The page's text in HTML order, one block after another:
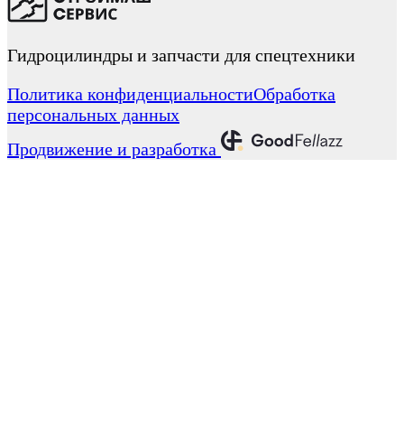
Гидроцилиндры и запчасти для спецтехники
Политика конфиденциальностиОбработка
персональных данных
Продвижение и разработка